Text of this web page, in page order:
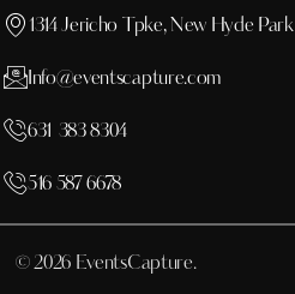
1314 Jericho Tpke, New Hyde Park
Info@eventscapture.com
631 383 8304
516 587 6678
© 2026 EventsCapture.